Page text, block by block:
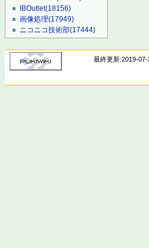
IBOutlet(18156)
画像処理(17949)
ニコニコ技術部(17444)
最終更新:2019-